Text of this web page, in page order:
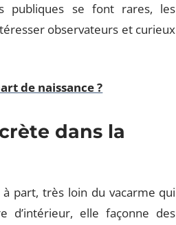
publiques se font rares, les
observateurs et curieux
de naissance ?
dans la
part, très loin du vacarme qui
d’intérieur, elle façonne des